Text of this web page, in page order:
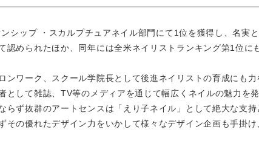
シップ ・スカルプチュアネイル部門にて1位を獲得し、名実
認められたほか、同年には全米ネイリストランキング第1位に
ンワーク、スクール学院長として後進ネイリストの育成にも力
として雑誌、TV等のメディアを通じて幅広くネイルの魅力を発
らず抜群のアートセンスは「えり子ネイル」として絶大な支持
その優れたデザイン力をいかして様々なデザイン企画も手掛け